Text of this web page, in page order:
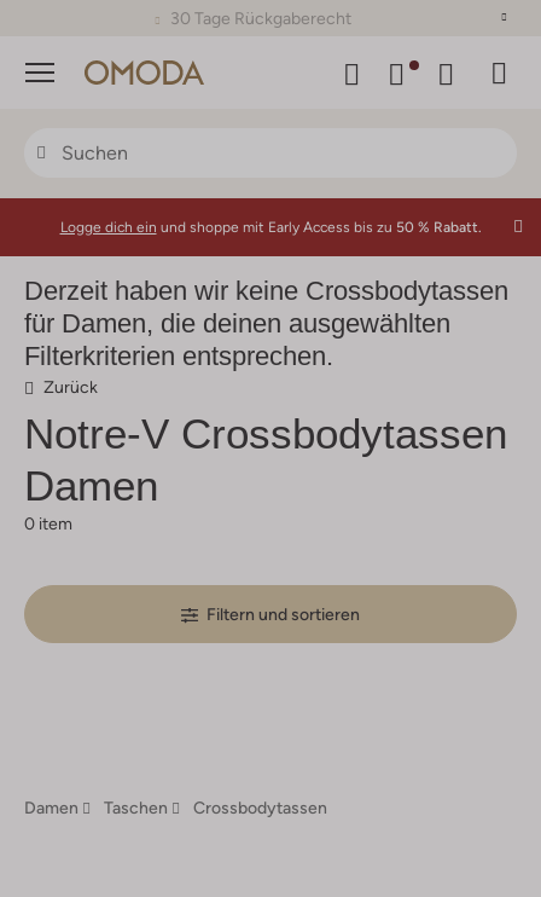
30 Tage Rückgaberecht
Menü
Logge dich ein und shoppe mit Early Access bis zu 50 % Rabatt.
Derzeit haben wir keine Crossbodytassen
für Damen, die deinen ausgewählten
Filterkriterien entsprechen.
Zurück
Notre-V Crossbodytassen
Damen
0 item
Filtern und sortieren
Damen Taschen Crossbodytassen